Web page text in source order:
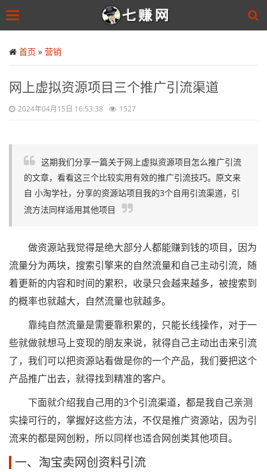
to
main
Toggle
首页 » 营销
网上虚拟资源项目三个推广引流渠道
2024年04月15日 16:53:38 1527
这期我们分享一篇关于网上虚拟资源项目怎么推广引流
的文章，看看这三个比较实用有效的推广引流技巧。原文来
自 小淘学社，分享的资源站项目我的3个自用引流渠道，引
流方法同样适用其他项目
做资源站我觉得是绝大部分人都能赚到钱的项目，因为
流量分为两块，搜索引擎来的自然流量和自己主动引流，随
着更新的内容和时间的累积，收录只会越来越多，被搜索到
的概率也就越大，自然流量也就越多。
靠纯自然流量是需要靠积累的，只能长线操作，对于一
些就做就想马上变现的朋友来说，就得自己主动出击来引流
了，我们可以把资源站看做是你的一个产品，我们要把这个
产品推广出去，就得找到精准的客户。
下面就介绍我自己用的3个引流渠道，都是我自己亲测
实操可行的，掌握好这些方法，不仅是推广资源站，因为引
流来的都是网创粉，所以同样也适合网创类其他项目。
一、淘宝卖网创资料引流